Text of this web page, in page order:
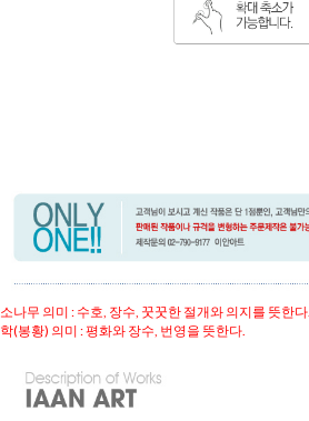
소나무 의미 : 수호, 장수, 꿋꿋한 절개와 의지를 뜻한다.
학(봉황) 의미 : 평화와 장수, 번영을 뜻한다.